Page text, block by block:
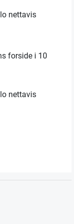
nettavis
forside i 10
nettavis